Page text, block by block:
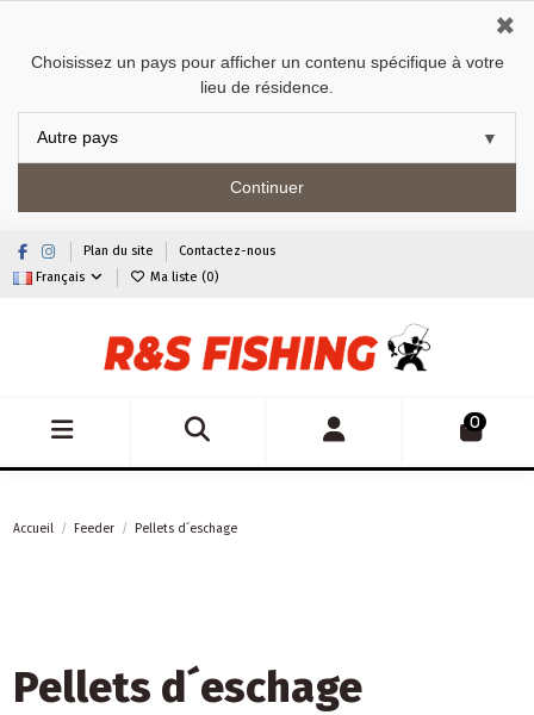
Choisissez un pays pour afficher un contenu spécifique à votre
lieu de résidence.
Continuer
✖
Plan du site
Contactez-nous
Français
Ma liste (0)
0
Accueil Feeder Pellets d´eschage
Pellets d´eschage